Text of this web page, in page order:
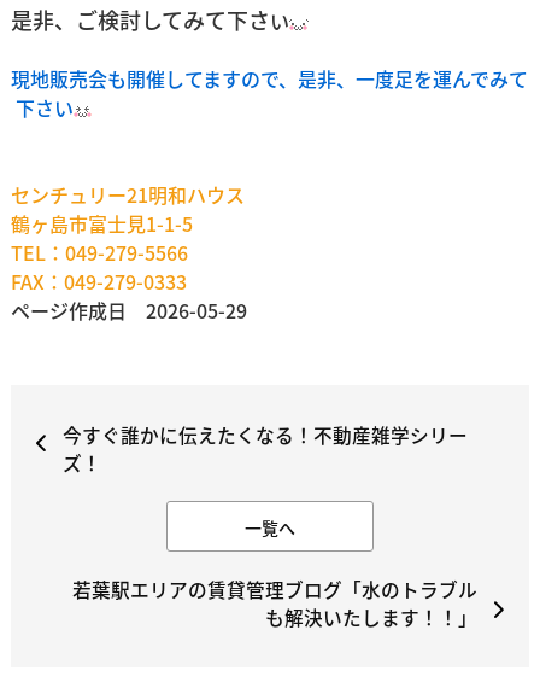
是非、ご検討してみて下さい
現地販売会も開催してますので、是非、一度足を運んでみて
下さい
センチュリー21明和ハウス
鶴ヶ島市富士見1-1-5
TEL：049-279-5566
FAX：049-279-0333
ページ作成日 2026-05-29
今すぐ誰かに伝えたくなる！不動産雑学シリー
ズ！
一覧へ
若葉駅エリアの賃貸管理ブログ「水のトラブル
も解決いたします！！」